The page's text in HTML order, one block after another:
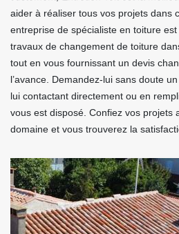
aider à réaliser tous vos projets dans
entreprise de spécialiste en toiture
travaux de changement de toiture
tout en vous fournissant un devis
l’avance. Demandez-lui sans doute
lui contactant directement ou en
vous est disposé. Confiez vos projets
domaine et vous trouverez la